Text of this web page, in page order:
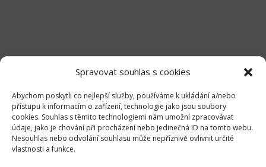
Spravovat souhlas s cookies
Abychom poskytli co nejlepší služby, používáme k ukládání a/nebo
přístupu k informacím o zařízení, technologie jako jsou soubory
cookies. Souhlas s těmito technologiemi nám umožní zpracovávat
údaje, jako je chování při procházení nebo jedinečná ID na tomto webu.
Nesouhlas nebo odvolání souhlasu může nepříznivě ovlivnit určité
vlastnosti a funkce.
Olomoucký kraj – krajské kolo (19.
9. 2019)